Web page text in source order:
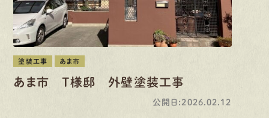
塗装工事 あま市
あま市 T様邸 外壁塗装工事
公開日:2026.02.12